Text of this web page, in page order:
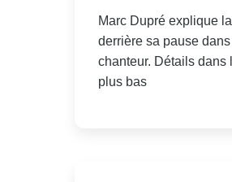
Marc Dupré explique
derrière sa pause
chanteur. Détails dans
plus bas